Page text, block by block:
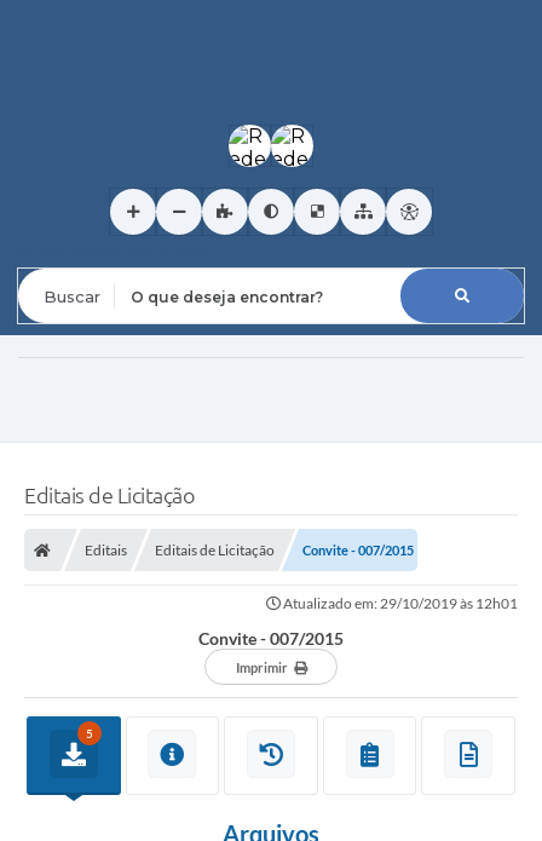
Editais de Licitação
Editais Editais de Licitação Convite - 007/2015
Atualizado em: 29/10/2019 às 12h01
Convite - 007/2015
Imprimir
5
Arquivos